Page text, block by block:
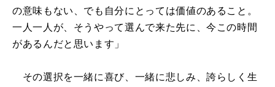
の意味もない、でも自分にとっては価値のあること。
一人一人が、そうやって選んで来た先に、今この時間
があるんだと思います」
その選択を一緒に喜び、一緒に悲しみ、誇らしく生